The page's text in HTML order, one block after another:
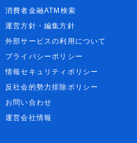
消費者金融ATM検索
運営方針・編集方針
外部サービスの利用について
プライバシーポリシー
情報セキュリティポリシー
反社会的勢力排除ポリシー
お問い合わせ
運営会社情報